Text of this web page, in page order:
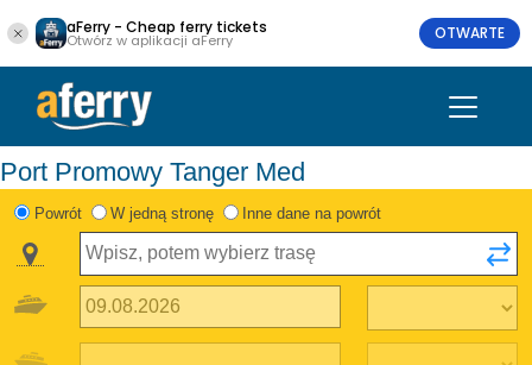
aFerry - Cheap ferry tickets
Otwórz w aplikacji aFerry OTWARTE
Port Promowy Tanger Med
Powrót W jedną stronę Inne dane na powrót